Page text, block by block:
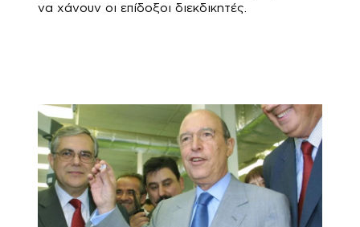
να χάνουν οι επίδοξοι διεκδικητές.